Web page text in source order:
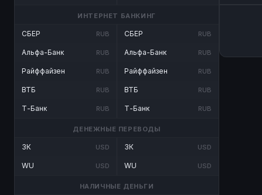
ИНТЕРНЕТ БАНКИНГ
СБЕР RUB
Альфа-Банк RUB
Райффайзен RUB
ВТБ RUB
Т-Банк RUB
СБЕР RUB
Альфа-Банк RUB
Райффайзен RUB
ВТБ RUB
Т-Банк RUB
ДЕНЕЖНЫЕ ПЕРЕВОДЫ
ЗК USD
WU USD
ЗК USD
WU USD
НАЛИЧНЫЕ ДЕНЬГИ